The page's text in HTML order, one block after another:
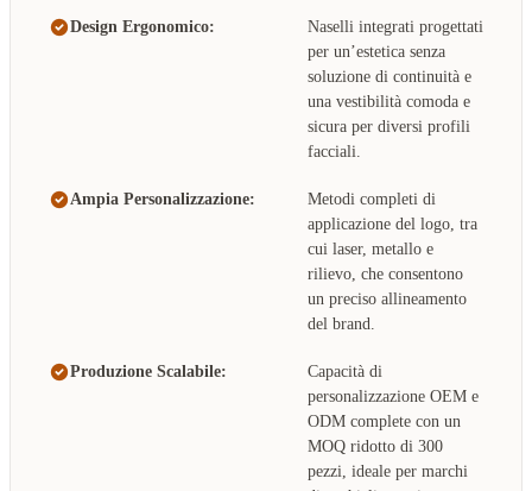
Design Ergonomico:
Naselli integrati progettati
per un’estetica senza
soluzione di continuità e
una vestibilità comoda e
sicura per diversi profili
facciali.
Ampia Personalizzazione:
Metodi completi di
applicazione del logo, tra
cui laser, metallo e
rilievo, che consentono
un preciso allineamento
del brand.
Produzione Scalabile:
Capacità di
personalizzazione OEM e
ODM complete con un
MOQ ridotto di 300
pezzi, ideale per marchi